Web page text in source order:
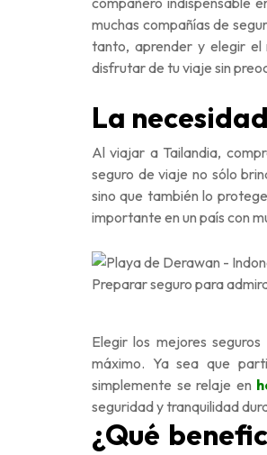
muchas compañías de
tanto, aprender y elegir
disfrutar de tu viaje sin
La
Al viajar a Tailandia,
seguro de viaje no sólo
sino que también lo
importante en un país con
Preparar seguro para
Elegir los mejores
máximo. Ya sea que
simplemente se relaje en
seguridad y tranquilidad
¿Qué